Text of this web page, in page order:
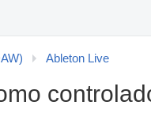
Ableton Live